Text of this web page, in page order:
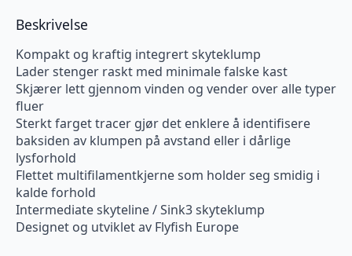
Beskrivelse
Kompakt og kraftig integrert skyteklump
Lader stenger raskt med minimale falske kast
Skjærer lett gjennom vinden og vender over alle typer
fluer
Sterkt farget tracer gjør det enklere å identifisere
baksiden av klumpen på avstand eller i dårlige
lysforhold
Flettet multifilamentkjerne som holder seg smidig i
kalde forhold
Intermediate skyteline / Sink3 skyteklump
Designet og utviklet av Flyfish Europe